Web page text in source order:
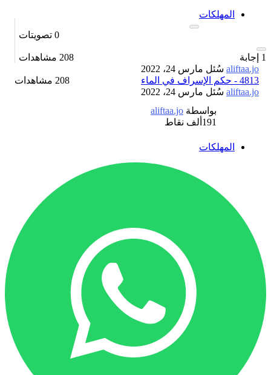
المهلكات
0 تصويتات
1 إجابة 208 مشاهدات
aliftaa.jo سُئل مارس 24، 2022
208 مشاهدات
4813 - حكم الإسراف في الماء
aliftaa.jo سُئل مارس 24، 2022
بواسطة aliftaa.jo
191ألف
نقاط
المهلكات